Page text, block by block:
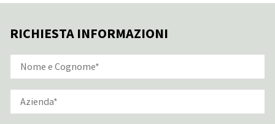
RICHIESTA INFORMAZIONI